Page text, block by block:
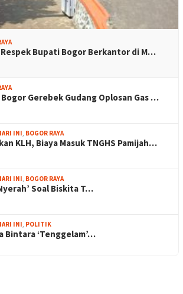
Respek Bupati Bogor Berkantor di M…
Gerebek Gudang Oplosan Gas …
INI, BOGOR RAYA
KLH, Biaya Masuk TNGHS Pamijah…
INI, BOGOR RAYA
Soal Biskita T…
INI, POLITIK
Bintara ‘Tenggelam’…